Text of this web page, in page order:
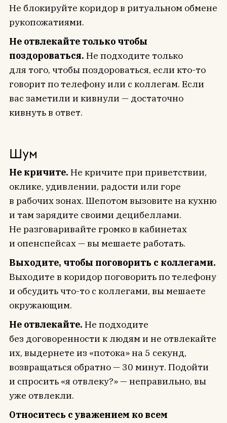
Не блокируйте коридор в ритуальном обмене
рукопожатиями.
Не отвлекайте только чтобы
поздороваться. Не подходите только
для того, чтобы поздороваться, если кто-то
говорит по телефону или с коллегам. Если
вас заметили и кивнули — достаточно
кивнуть в ответ.
Шум
Не кричите. Не кричите при приветствии,
оклике, удивлении, радости или горе
в рабочих зонах. Шепотом вызовите на кухню
и там зарядите своими децибеллами.
Не разговаривайте громко в кабинетах
и опенспейсах — вы мешаете работать.
Выходите, чтобы поговорить с коллегами.
Выходите в коридор поговорить по телефону
и обсудить что-то с коллегами, вы мешаете
окружающим.
Не отвлекайте. Не подходите
без договоренности к людям и не отвлекайте
их, выдернете из «потока» на 5 секунд,
возвращаться обратно — 30 минут. Подойти
и спросить «я отвлеку?» — неправильно, вы
уже отвлекли.
Относитесь с уважением ко всем